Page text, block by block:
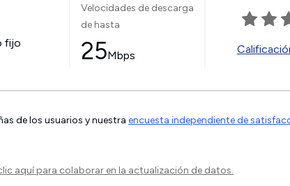
fijo
Velocidades de descarga
de hasta
25Mbps
de los usuarios y nuestra encuesta independiente de
aquípara colaborar en la actualización de datos.